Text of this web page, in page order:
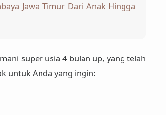
Jawa Timur Dari Anak Hingga
super usia 4 bulan up, yang telah
untuk Anda yang ingin: